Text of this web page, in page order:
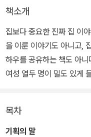
책소개
집보다 중요한 진짜 집 이
을 이룬 이야기도 아니고,
하우를 공유하는 책도 아
여성 열두 명이 밀도 있게
진짜 집에서 진짜 삶을 살
목차
기획의 말